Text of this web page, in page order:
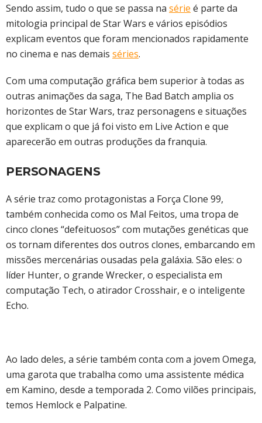
Sendo assim, tudo o que se passa na série é parte da
mitologia principal de Star Wars e vários episódios
explicam eventos que foram mencionados rapidamente
no cinema e nas demais séries.
Com uma computação gráfica bem superior à todas as
outras animações da saga, The Bad Batch amplia os
horizontes de Star Wars, traz personagens e situações
que explicam o que já foi visto em Live Action e que
aparecerão em outras produções da franquia.
PERSONAGENS
A série traz como protagonistas a Força Clone 99,
também conhecida como os Mal Feitos, uma tropa de
cinco clones “defeituosos” com mutações genéticas que
os tornam diferentes dos outros clones, embarcando em
missões mercenárias ousadas pela galáxia. São eles: o
líder Hunter, o grande Wrecker, o especialista em
computação Tech, o atirador Crosshair, e o inteligente
Echo.
Ao lado deles, a série também conta com a jovem Omega,
uma garota que trabalha como uma assistente médica
em Kamino, desde a temporada 2. Como vilões principais,
temos Hemlock e Palpatine.